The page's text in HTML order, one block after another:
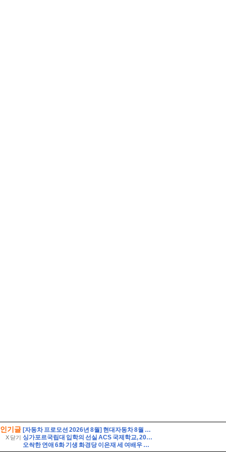
인기글
X 닫기
[자동차 프로모션 2026년 8월] 현대자동차 8월 프로모션
싱가포르국립대 입학의 선실 ACS 국제학교, 2027학년도 입학시험 2차(10/31일, 토)
오싹한 연애 6화 기생 화경당 이은재 세 여배우 닮은 꼴로 유명하다고?